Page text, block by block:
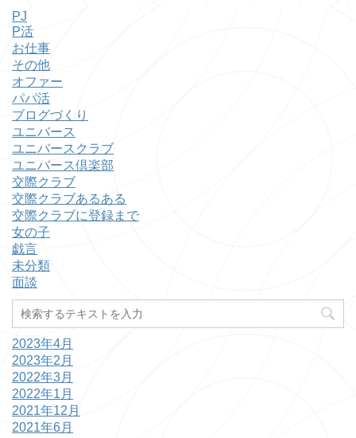
PJ
P活
お仕事
その他
オファー
パパ活
ブログづくり
ユニバース
ユニバースクラブ
ユニバース倶楽部
交際クラブ
交際クラブあるある
交際クラブに登録まで
女の子
戯言
未分類
面談
2023年4月
2023年2月
2022年3月
2022年1月
2021年12月
2021年6月